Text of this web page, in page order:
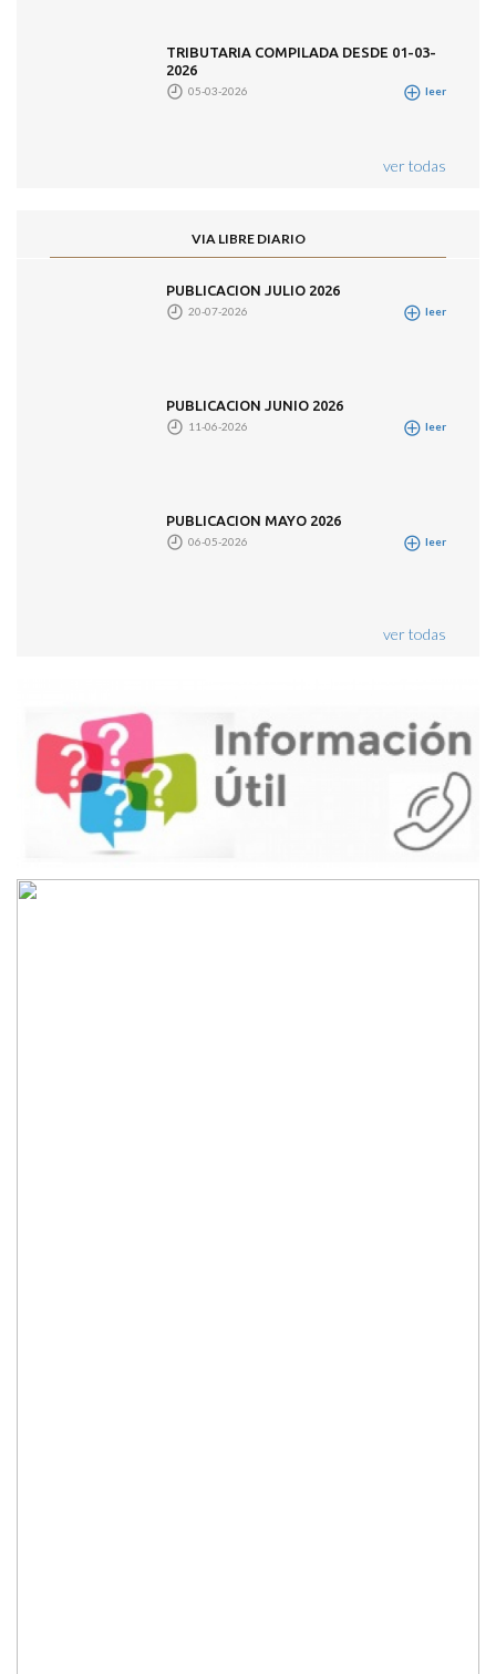
TRIBUTARIA COMPILADA DESDE 01-03-
2026
05-03-2026 leer
ver todas
VIA LIBRE DIARIO
PUBLICACION JULIO 2026
20-07-2026 leer
PUBLICACION JUNIO 2026
11-06-2026 leer
PUBLICACION MAYO 2026
06-05-2026 leer
ver todas